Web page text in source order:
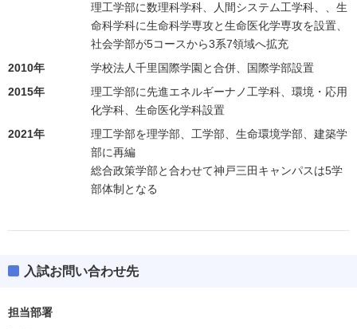
理工学部に数理科学科、人間システム工学科、、生
命科学科に生命科学専攻と生命医化学専攻を設置、
社会学部が5コースから3系7領域へ拡充
2010年
学校法人千里国際学園と合併、国際学部設置
2015年
理工学部に先進エネルギーナノ工学科、環境・応用
化学科、生命医化学科設置
2021年
理工学部を理学部、工学部、生命環境学部、建築学
部に再編
総合政策学部と合わせて神戸三田キャンパスは5学
部体制となる
入試お問い合わせ先
担当部署